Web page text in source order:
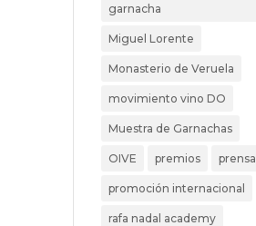
garnacha
Miguel Lorente
Monasterio de Veruela
movimiento vino DO
Muestra de Garnachas
OIVE premios prensa
promoción internacional
rafa nadal academy